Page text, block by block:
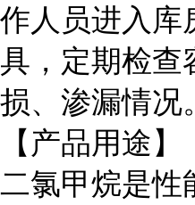
作人员进入库
具，定期检查
损、渗漏情况。
【产品用途】
二氯甲烷是性